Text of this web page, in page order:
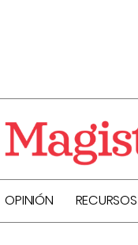
OPINIÓN RECURSOS